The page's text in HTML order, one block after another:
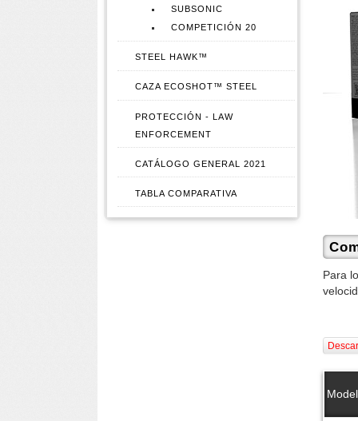
Para
SUBSONIC
COMPETICIÓN 20
STEEL HAWK™
CAZA ECOSHOT™ STEEL
PROTECCIÓN - LAW
ENFORCEMENT
CATÁLOGO GENERAL 2021
TABLA COMPARATIVA